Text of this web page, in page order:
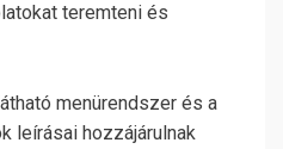
teremteni és
menürendszer és a
leírásai hozzájárulnak